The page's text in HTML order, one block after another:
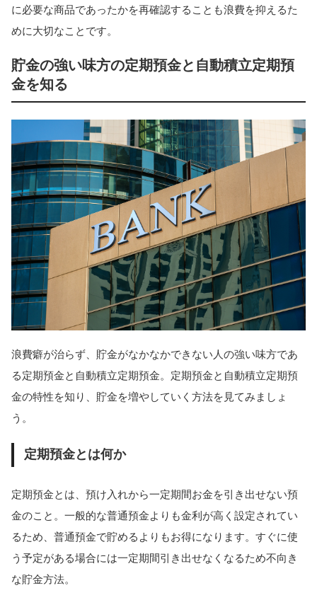
に必要な商品であったかを再確認することも浪費を抑えるた
めに大切なことです。
貯金の強い味方の定期預金と自動積立定期預
金を知る
浪費癖が治らず、貯金がなかなかできない人の強い味方であ
る定期預金と自動積立定期預金。定期預金と自動積立定期預
金の特性を知り、貯金を増やしていく方法を見てみましょ
う。
定期預金とは何か
定期預金とは、預け入れから一定期間お金を引き出せない預
金のこと。一般的な普通預金よりも金利が高く設定されてい
るため、普通預金で貯めるよりもお得になります。すぐに使
う予定がある場合には一定期間引き出せなくなるため不向き
な貯金方法。